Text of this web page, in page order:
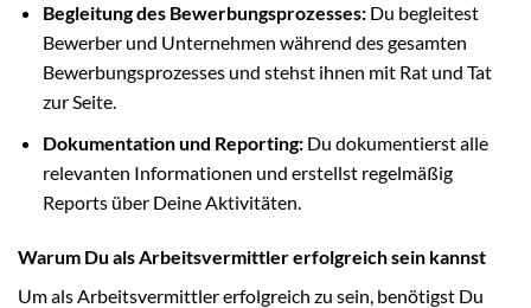
Begleitung des Bewerbungsprozesses:Du begleitest
Bewerber und Unternehmen während des gesamten
Bewerbungsprozesses und stehst ihnen mit Rat und Tat
zur Seite.
Dokumentation und Reporting:Du dokumentierst alle
relevanten Informationen und erstellst regelmäßig
Reports über Deine Aktivitäten.
Warum Du als Arbeitsvermittler erfolgreich sein kannst
Um als Arbeitsvermittler erfolgreich zu sein, benötigst Du